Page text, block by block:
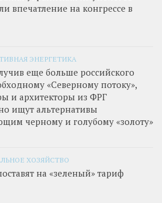
впечатление на конгрессе в
ЭНЕРГЕТИКА
еще больше российского
«Северному потоку»,
и архитекторы из ФРГ
ищут альтернативы
черному и голубому «золоту»
ХОЗЯЙСТВО
на «зеленый» тариф